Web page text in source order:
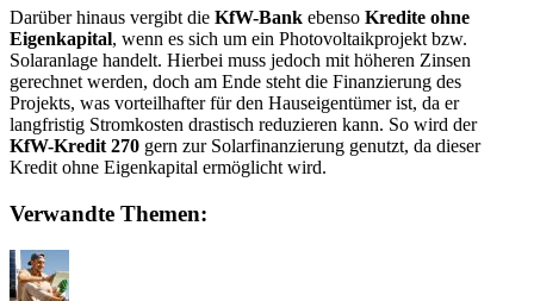
Darüber hinaus vergibt die KfW-Bank ebenso Kredite ohne
Eigenkapital, wenn es sich um ein Photovoltaikprojekt bzw.
Solaranlage handelt. Hierbei muss jedoch mit höheren Zinsen
gerechnet werden, doch am Ende steht die Finanzierung des
Projekts, was vorteilhafter für den Hauseigentümer ist, da er
langfristig Stromkosten drastisch reduzieren kann. So wird der
KfW-Kredit 270 gern zur Solarfinanzierung genutzt, da dieser
Kredit ohne Eigenkapital ermöglicht wird.
Verwandte Themen: